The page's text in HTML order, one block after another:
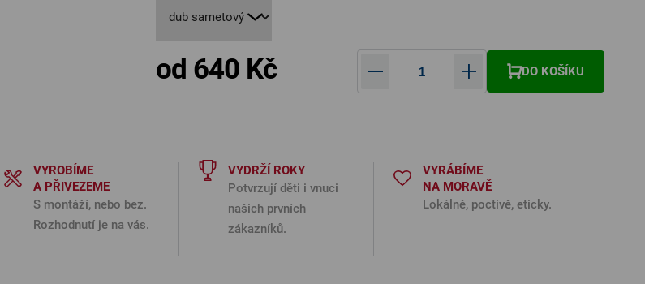
od 640 Kč DO KOŠÍKU
VYROBÍME
A PŘIVEZEME
S montáží, nebo bez.
Rozhodnutí je na vás.
VYDRŽÍ ROKY
Potvrzují děti i vnuci
našich prvních
zákazníků.
VYRÁBÍME
NA MORAVĚ
Lokálně, poctivě, eticky.